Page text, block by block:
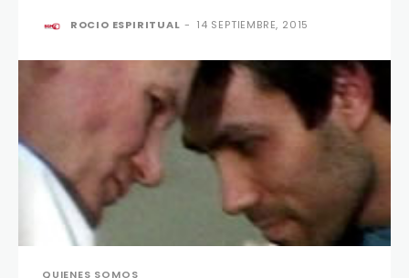
ROCIO ESPIRITUAL - 14 SEPTIEMBRE, 2015
QUIENES SOMOS